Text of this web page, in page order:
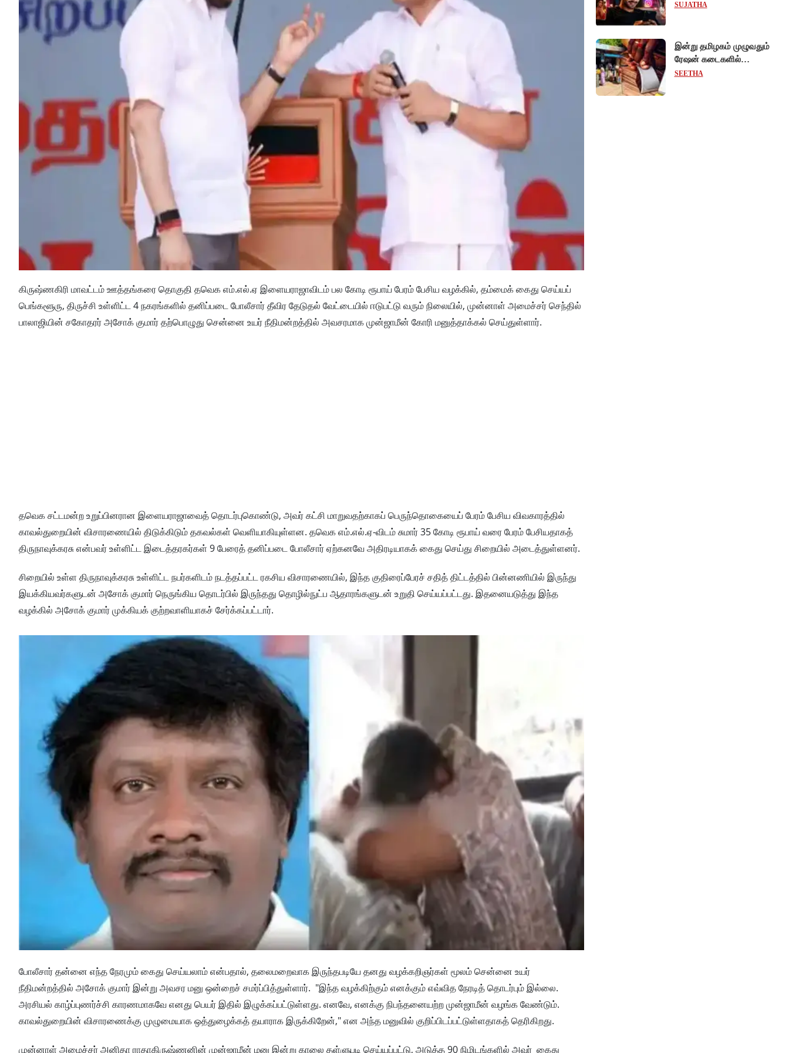
கிருஷ்ணகிரி மாவட்டம் ஊத்தங்கரை தொகுதி தவெக எம்.எல்.ஏ இளையராஜாவிடம் பல கோடி ரூபாய் பேரம் பேசிய வழக்கில், தம்மைக் கைது செய்யப்
பெங்களூரு, திருச்சி உள்ளிட்ட 4 நகரங்களில் தனிப்படை போலீசார் தீவிர தேடுதல் வேட்டையில் ஈடுபட்டு வரும் நிலையில், முன்னாள் அமைச்சர் செந்தில்
பாலாஜியின் சகோதரர் அசோக் குமார் தற்பொழுது சென்னை உயர் நீதிமன்றத்தில் அவசரமாக முன்ஜாமீன் கோரி மனுத்தாக்கல் செய்துள்ளார்.
தவெக சட்டமன்ற உறுப்பினரான இளையராஜாவைத் தொடர்புகொண்டு, அவர் கட்சி மாறுவதற்காகப் பெருந்தொகையைப் பேரம் பேசிய விவகாரத்தில்
காவல்துறையின் விசாரணையில் திடுக்கிடும் தகவல்கள் வெளியாகியுள்ளன. தவெக எம்.எல்.ஏ-விடம் சுமார் 35 கோடி ரூபாய் வரை பேரம் பேசியதாகத்
திருநாவுக்கரசு என்பவர் உள்ளிட்ட இடைத்தரகர்கள் 9 பேரைத் தனிப்படை போலீசார் ஏற்கனவே அதிரடியாகக் கைது செய்து சிறையில் அடைத்துள்ளனர்.
சிறையில் உள்ள திருநாவுக்கரசு உள்ளிட்ட நபர்களிடம் நடத்தப்பட்ட ரகசிய விசாரணையில், இந்த குதிரைப்பேரச் சதித் திட்டத்தில் பின்னணியில் இருந்து
இயக்கியவர்களுடன் அசோக் குமார் நெருங்கிய தொடர்பில் இருந்தது தொழில்நுட்ப ஆதாரங்களுடன் உறுதி செய்யப்பட்டது. இதனையடுத்து இந்த
வழக்கில் அசோக் குமார் முக்கியக் குற்றவாளியாகச் சேர்க்கப்பட்டார்.
போலீசார் தன்னை எந்த நேரமும் கைது செய்யலாம் என்பதால், தலைமறைவாக இருந்தபடியே தனது வழக்கறிஞர்கள் மூலம் சென்னை உயர்
நீதிமன்றத்தில் அசோக் குமார் இன்று அவசர மனு ஒன்றைச் சமர்ப்பித்துள்ளார். "இந்த வழக்கிற்கும் எனக்கும் எவ்வித நேரடித் தொடர்பும் இல்லை.
அரசியல் காழ்ப்புணர்ச்சி காரணமாகவே எனது பெயர் இதில் இழுக்கப்பட்டுள்ளது. எனவே, எனக்கு நிபந்தனையற்ற முன்ஜாமீன் வழங்க வேண்டும்.
காவல்துறையின் விசாரணைக்கு முழுமையாக ஒத்துழைக்கத் தயாராக இருக்கிறேன்," என அந்த மனுவில் குறிப்பிடப்பட்டுள்ளதாகத் தெரிகிறது.
முன்னாள் அமைச்சர் அனிதா ராதாகிருஷ்ணனின் முன்ஜாமீன் மனு இன்று காலை தள்ளுபடி செய்யப்பட்டு, அடுத்த 90 நிமிடங்களில் அவர் கைது
ரீல்ஸ்களை ஒரே க்ளிக்கில்
SUJATHA
இன்று தமிழகம் முழுவதும்
ரேஷன் கடைகளில்
கைவிரல் ரேகை பதிவு
SEETHA